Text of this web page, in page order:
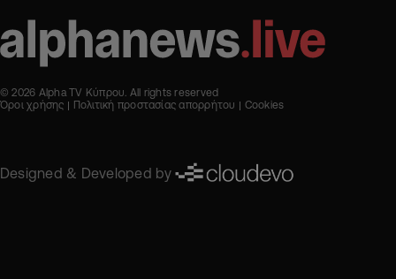
© 2026 Alpha TV Κύπρου. All rights reserved
Όροι χρήσης
Πολιτική προστασίας απορρήτου Cookies
Designed & Developed by